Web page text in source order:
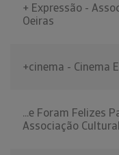
+ Expressão -
Oeiras
+cinema - Cinema
...e Foram Felizes
Associação Cultural